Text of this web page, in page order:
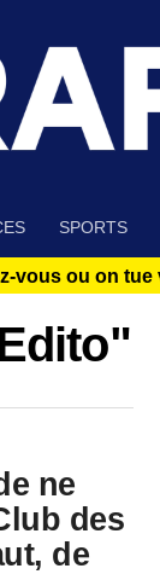
SPORTS
vous ou on tue
ne
des
de